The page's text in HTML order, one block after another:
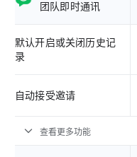
团队即时通讯
默认开启或关闭历史记
录
自动接受邀请
expand_more 查看更多功能